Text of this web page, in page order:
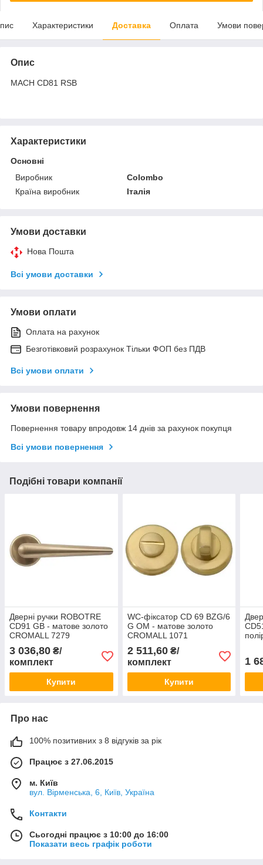
Характеристики Доставка Оплата Умови
Опис
MACH CD81 RSB
Характеристики
Основні
Виробник
Colombo
Країна виробник
Італія
Умови доставки
Нова Пошта
Всі умови доставки
Умови оплати
Оплата на рахунок
Безготівковий розрахунок Тільки ФОП без ПДВ
Всі умови оплати
Умови повернення
Повернення товару впродовж 14 днів за рахунок покупця
Всі умови повернення
Подібні товари компанії
Дверні ручки ROBOTRE
CD91 GB - матове золото
CROMALL 7279
COLOMBO Італія
3 036,80 ₴/
комплект
Купити
WC-фіксатор CD 69 BZG/6
G OM - матове золото
CROMALL 1071
COLOMBO Італія
2 511,60₴/
комплект
Купити
1
Про нас
100% позитивних з 8 відгуків за рік
Працює з 27.06.2015
м. Київ
вул. Вірменська, 6, Київ, Україна
Контакти
Сьогодні працює з 10:00 до 16:00
Показати весь графік роботи